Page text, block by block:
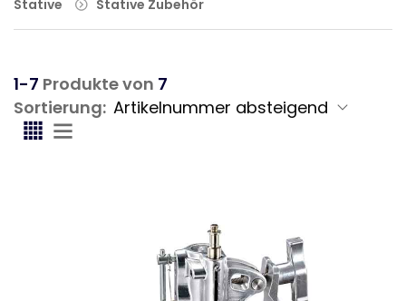
Stative
Stative Zubehör
1-7 Produkte von 7
Sortierung: